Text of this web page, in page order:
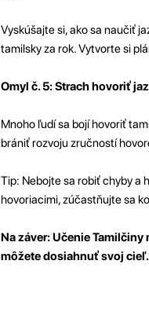
Vyskúšajte si, ako sa naučiť
tamilsky za rok. Vytvorte si
Omyl č. 5: Strach hovoriť
Mnoho ľudí sa bojí hovoriť
brániť rozvoju zručností
Tip: Nebojte sa robiť chyby a
hovoriacimi, zúčastňujte sa
Na záver: Učenie
môžete dosiahnuť svoj cieľ.